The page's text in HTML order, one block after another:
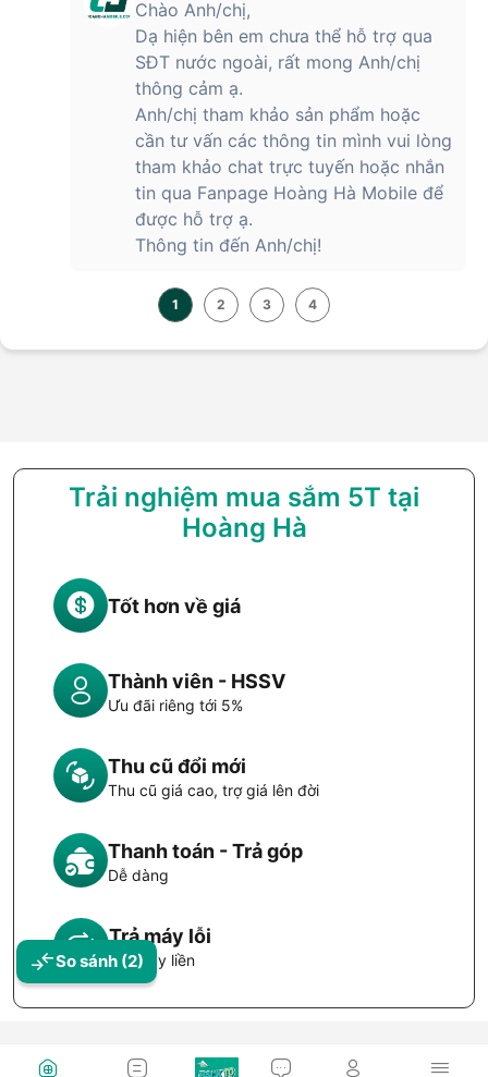
So sánh (2)
Chào Anh/chị,
Dạ hiện bên em chưa thể hỗ trợ qua
SĐT nước ngoài, rất mong Anh/chị
thông cảm ạ.
Anh/chị tham khảo sản phẩm hoặc
cần tư vấn các thông tin mình vui lòng
tham khảo chat trực tuyến hoặc nhắn
tin qua Fanpage Hoàng Hà Mobile để
được hỗ trợ ạ.
Thông tin đến Anh/chị!
1 2 3 4
Trải nghiệm mua sắm 5T tại
Hoàng Hà
Tốt hơn về giá
Thành viên - HSSV
Ưu đãi riêng tới 5%
Thu cũ đổi mới
Thu cũ giá cao, trợ giá lên đời
Thanh toán - Trả góp
Dễ dàng
Trả máy lỗi
Đổi máy liền